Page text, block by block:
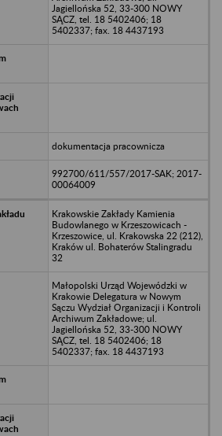
Jagiellońska 52, 33-300 NOWY
SĄCZ, tel. 18 5402406; 18
5402337; fax. 18 4437193
dokumentacja pracownicza
992700/611/557/2017-SAK; 2017-
00064009
Krakowskie Zakłady Kamienia
Budowlanego w Krzeszowicach -
Krzeszowice, ul. Krakowska 22 (212),
Kraków ul. Bohaterów Stalingradu
32
Małopolski Urząd Wojewódzki w
Krakowie Delegatura w Nowym
Sączu Wydział Organizacji i Kontroli
Archiwum Zakładowe; ul.
Jagiellońska 52, 33-300 NOWY
SĄCZ, tel. 18 5402406; 18
5402337; fax. 18 4437193